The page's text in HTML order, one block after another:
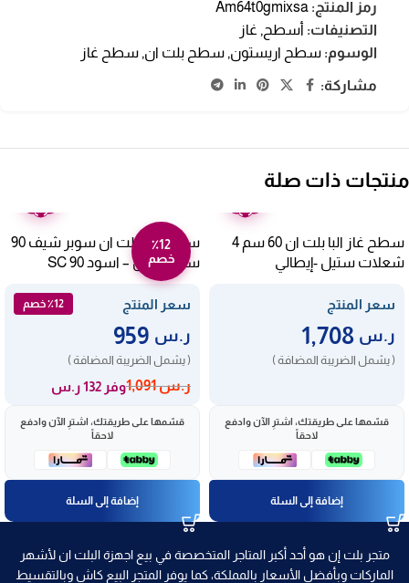
رمز المنتج: Am64t0gmixsa
التصنيفات: أسطح , غاز
الوسوم: سطح اريستون, سطح بلت ان, سطح غاز
مشاركة:
منتجات ذات صلة
سطح غاز البا بلت ان 60 سم 4
شعلات ستيل -إيطالي
سعر المنتج
ر.س
( يشمل الضريبة المضافة )
قسّمها على طريقتك، اشترِ الآن وادفع
لاحقاً
إضافة إلى السلة
٪12
خصم
سطح غاز بلت ان سوبر شيف 90
سم 5 عيون – اسود SC 90
G55BM
سعر المنتج
٪12 خصم
ر.س
( يشمل الضريبة المضافة )
ر.س1,091 وفر 132 ر.س
قسّمها على طريقتك، اشترِ الآن وادفع
لاحقاً
إضافة إلى السلة
متجر بلت إن هو أحد أكبر المتاجر المتخصصة في بيع اجهزة البلت ان لأشهر
الماركات وبأفضل الأسعار بالمملكة، كما يوفر المتجر البيع كاش وبالتقسيط